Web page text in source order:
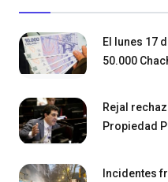
El lunes 17
50.000
Rejal
Propiedad
Incidentes